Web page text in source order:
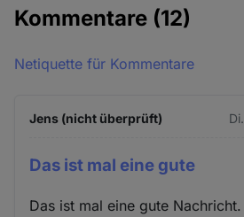
Kommentare (12)
Netiquette für Kommentare
Jens (nicht überprüft)
Das ist mal eine gute
Das ist mal eine gute